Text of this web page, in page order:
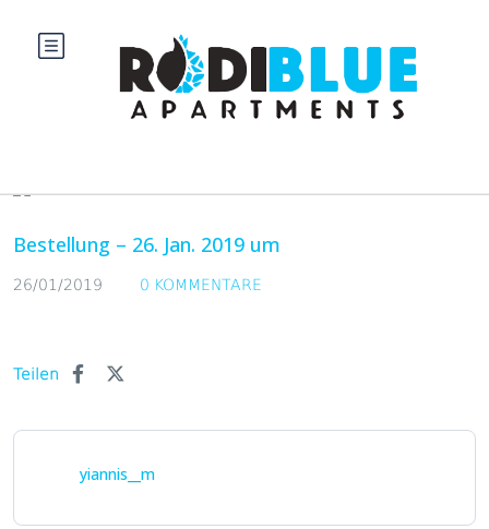
Bestellung – 26. Jan. 2019 um
26/01/2019 0 KOMMENTARE
Teilen
yiannis__m